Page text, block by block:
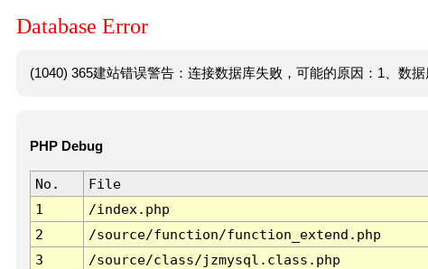
Database Error
(1040) 365建站错误警告：连接数据库失败，可能的原因：1、数据
PHP Debug
No. File
1
/index.php
2
/source/function/function_extend.php
3
/source/class/jzmysql.class.php